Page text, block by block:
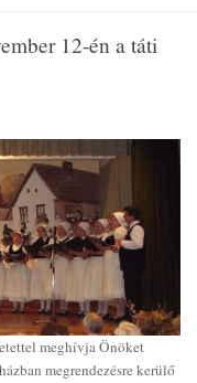
12-én a táti
meghívja Önöket
megrendezésre kerülő